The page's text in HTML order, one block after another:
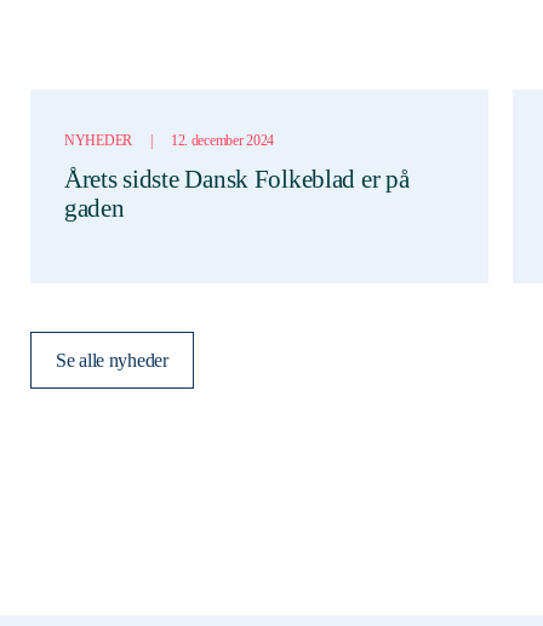
NYHEDER 12. december 2024
Årets sidste Dansk Folkeblad er på
gaden
Se alle nyheder